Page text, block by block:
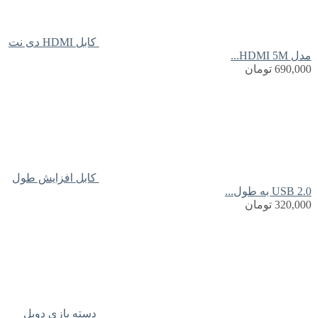
کابل HDMI دی نت
مدل HDMI 5M...
690,000 تومان
کابل افزایش طول
USB 2.0 به طول...
320,000 تومان
دسته بازی دوبل